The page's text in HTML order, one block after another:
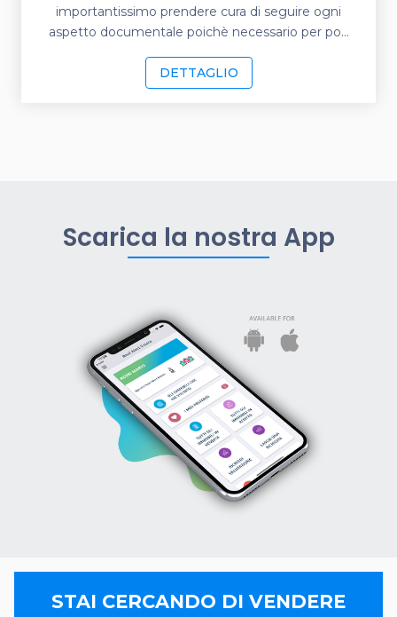
importantissimo prendere cura di seguire ogni
aspetto documentale poichè necessario per po...
DETTAGLIO
Scarica la nostra App
STAI CERCANDO DI VENDERE